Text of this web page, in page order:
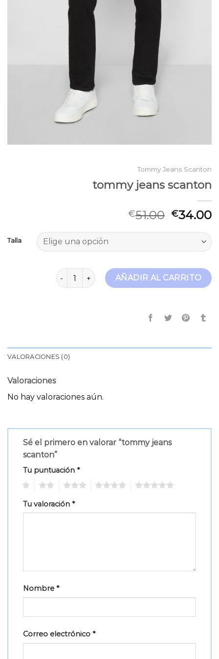
Tommy Jeans Scanton
tommy jeans scanton
€51.00 €34.00
Talla
tommy jeans scanton cantidad
AÑADIR AL CARRITO
VALORACIONES (0)
Valoraciones
No hay valoraciones aún.
Sé el primero en valorar “tommy jeans
scanton”
Tu puntuación *
Tu valoración *
Nombre *
Correo electrónico *